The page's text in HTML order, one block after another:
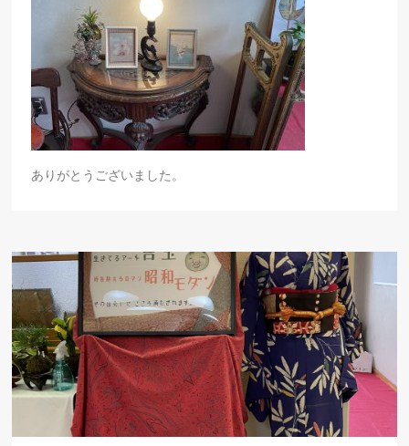
ありがとうございました。